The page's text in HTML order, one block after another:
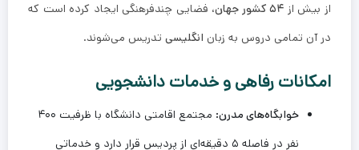
از بیش از ۵۴ کشور جهان
، فضایی چندفرهنگی ایجاد کرده است که
در آن تمامی دروس به زبان انگلیسی تدریس می‌شوند.
امکانات رفاهی و خدمات دانشجویی
خوابگاه‌های مدرن:
مجتمع اقامتی دانشگاه با ظرفیت ۴۰۰
نفر در فاصله ۵ دقیقه‌ای از پردیس قرار دارد و خدماتی